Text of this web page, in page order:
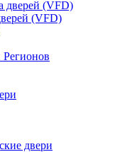
(VFD)
Регионов
двери